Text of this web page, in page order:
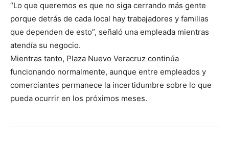
“Lo que queremos es que no siga cerrando más gente
porque detrás de cada local hay trabajadores y familias
que dependen de esto”, señaló una empleada mientras
atendía su negocio.
Mientras tanto, Plaza Nuevo Veracruz continúa
funcionando normalmente, aunque entre empleados y
comerciantes permanece la incertidumbre sobre lo que
pueda ocurrir en los próximos meses.